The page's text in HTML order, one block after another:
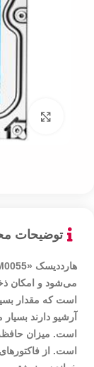
توضیحات
است که مقدار
است. از